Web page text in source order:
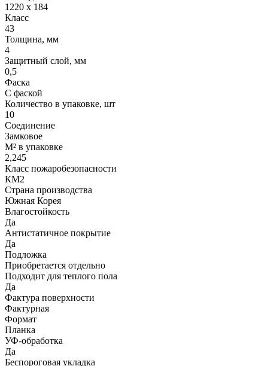
1220 x 184
Класс
43
Толщина, мм
4
Защитный слой, мм
0,5
Фаска
С фаской
Количество в упаковке, шт
10
Соединение
Замковое
М² в упаковке
2,245
Класс пожаробезопасности
КМ2
Страна производства
Южная Корея
Влагостойкость
Да
Антистатичное покрытие
Да
Подложка
Приобретается отдельно
Подходит для теплого пола
Да
Фактура поверхности
Фактурная
Формат
Планка
УФ-обработка
Да
Беспороговая укладка